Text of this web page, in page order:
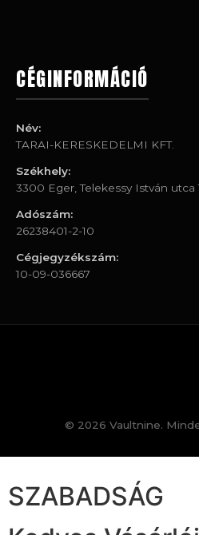
CÉGINFORMÁCIÓ
Név:
TARAI-KERESKEDELMI KFT.
Székhely:
3300 Eger, Telekessy István utca
Adószám:
26238401-2-10
Cégjegyzékszám:
10-09-036667
© 2026 Vaultnine.
SZABADSÁG